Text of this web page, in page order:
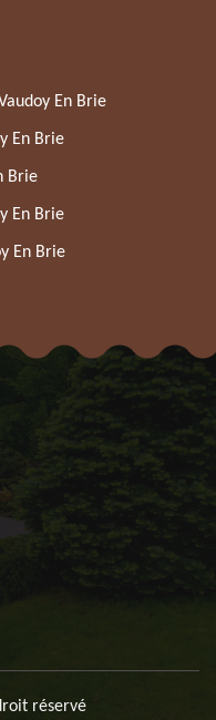
En Brie
En Brie
Brie
En Brie
En Brie
réservé